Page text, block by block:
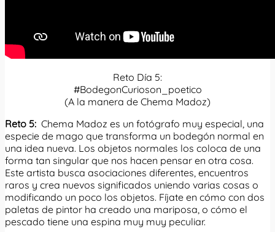
Reto Día 5:
#BodegonCurioson_poetico
(A la manera de Chema Madoz)
Reto 5: Chema Madoz es un fotógrafo muy especial, una
especie de mago que transforma un bodegón normal en
una idea nueva. Los objetos normales los coloca de una
forma tan singular que nos hacen pensar en otra cosa.
Este artista busca asociaciones diferentes, encuentros
raros y crea nuevos significados uniendo varias cosas o
modificando un poco los objetos. Fíjate en cómo con dos
paletas de pintor ha creado una mariposa, o cómo el
pescado tiene una espina muy muy peculiar.